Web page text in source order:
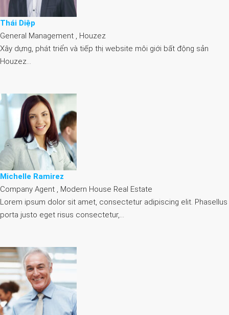
Thái Diệp
General Management , Houzez
Xây dựng, phát triển và tiếp thị website môi giới bất động sản
Houzez…
Michelle Ramirez
Company Agent , Modern House Real Estate
Lorem ipsum dolor sit amet, consectetur adipiscing elit. Phasellus
porta justo eget risus consectetur,…